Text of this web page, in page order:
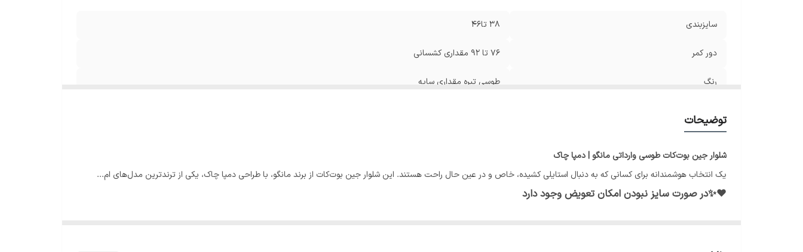
سایزبندی 38 تا46
دور کمر 76 تا 92 مقداری کشسانی
رنگ طوسی تیره مقداری سایه
سایز42
توضیحات
شلوار جین بوت‌کات طوسی وارداتی مانگو | دمپا چاک
یک انتخاب هوشمندانه برای کسانی که به دنبال استایلی کشیده، خاص و در عین حال راحت هستند. این شلوار جین بوت‌کات از برند مانگو، با طراحی دمپا چاک، یکی از ترندترین مدل‌های ام...
♥️✨در صورت سایز نبودن امکان تعویض وجود دارد